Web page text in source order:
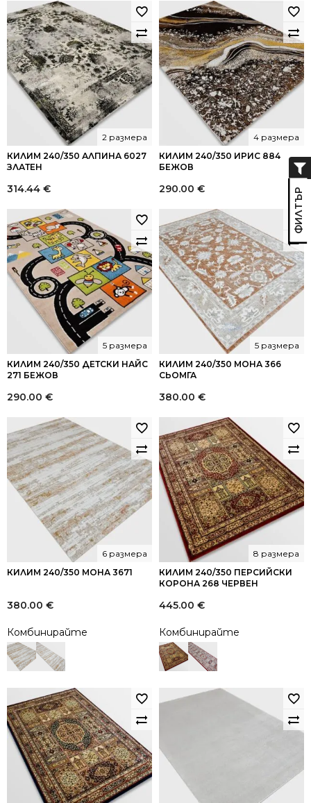
КИЛИМ 240/350 АЛПИНА 6027
ЗЛАТЕН
2 размера
314.44 €
КИЛИМ 240/350 ИРИС 884
БЕЖОВ
4 размера
290.00 €
КИЛИМ 240/350 ДЕТСКИ НАЙС
271 БЕЖОВ
5 размера
290.00 €
КИЛИМ 240/350 МОНА 366
СЬОМГА
5 размера
380.00 €
КИЛИМ 240/350 МОНА 3671
6 размера
380.00 €
Комбинирайте
КИЛИМ 240/350 ПЕРСИЙСКИ
КОРОНА 268 ЧЕРВЕН
8 размера
445.00 €
Комбинирайте